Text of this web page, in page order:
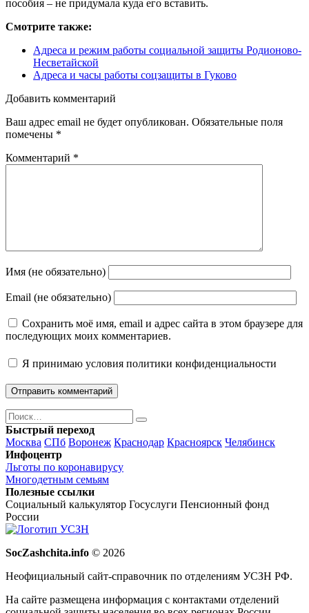
пособия – не придумала куда его вставить.
Смотрите также:
Адреса и режим работы социальной защиты Родионово-
Несветайской
Адреса и часы работы соцзащиты в Гуково
Добавить комментарий
Ваш адрес email не будет опубликован. Обязательные поля
помечены *
Комментарий *
Имя (не обязательно)
Email (не обязательно)
Сохранить моё имя, email и адрес сайта в этом браузере для
последующих моих комментариев.
Я принимаю условия политики конфиденциальности
Поиск
Найти
Быстрый переход
Москва СПб Воронеж Краснодар Красноярск Челябинск
Инфоцентр
Льготы по коронавирусу
Многодетным семьям
Полезные ссылки
Социальный калькулятор Госуслуги Пенсионный фонд
России
SocZashchita.info © 2026
Неофициальный сайт-справочник по отделениям УСЗН РФ.
На сайте размещена информация с контактами отделений